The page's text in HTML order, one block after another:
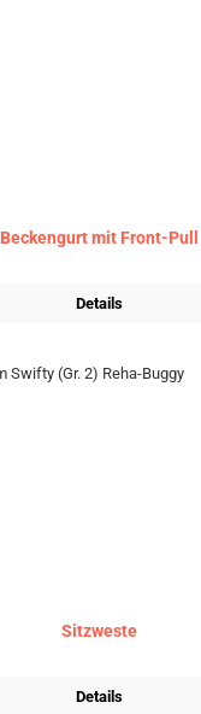
Beckengurt mit Front-Pull
Details
Sitzweste
Details